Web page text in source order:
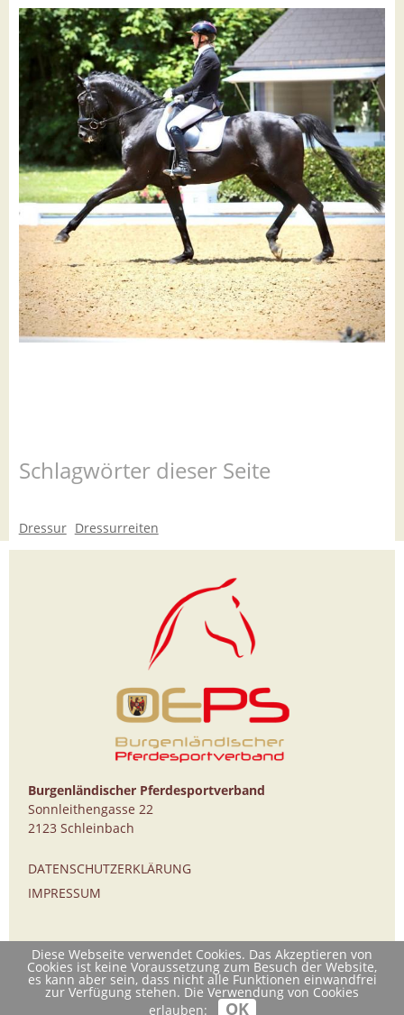
Schlagwörter dieser Seite
Dressur Dressurreiten
Diese Webseite verwendet Cookies. Das Akzeptieren von
Cookies ist keine Voraussetzung zum Besuch der Website,
es kann aber sein, dass nicht alle Funktionen einwandfrei
zur Verfügung stehen. Die Verwendung von Cookies
erlauben:
OK
Burgenländischer Pferdesportverband
Sonnleithengasse 22
2123 Schleinbach
DATENSCHUTZERKLÄRUNG
IMPRESSUM